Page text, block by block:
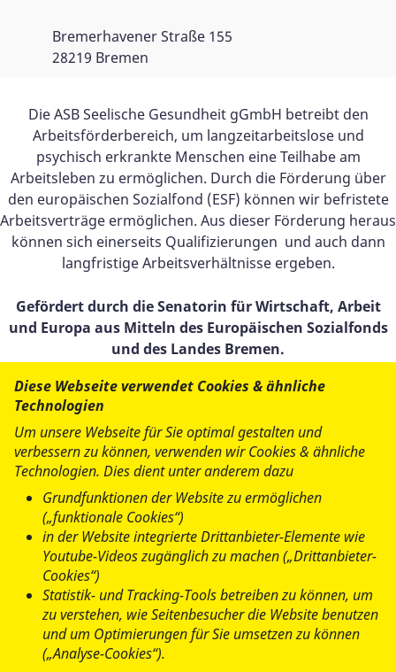
Bremerhavener Straße 155
28219 Bremen
Die ASB Seelische Gesundheit gGmbH betreibt den
Arbeitsförderbereich, um langzeitarbeitslose und
psychisch erkrankte Menschen eine Teilhabe am
Arbeitsleben zu ermöglichen. Durch die Förderung über
den europäischen Sozialfond (ESF) können wir befristete
Arbeitsverträge ermöglichen. Aus dieser Förderung heraus
können sich einerseits Qualifizierungen und auch dann
langfristige Arbeitsverhältnisse ergeben.
Gefördert durch die Senatorin für Wirtschaft, Arbeit
und Europa aus Mitteln des Europäischen Sozialfonds
und des Landes Bremen.
Der Europäische Sozialfonds (ESF) ist Europas wichtigstes
Instrument zur Förderung der Beschäftigung. Er fördert
die Chancengleichheit auf dem Arbeitsmarkt, unterstützt
die Menschen beim Zugang zu bes- seren Arbeitsplätzen
und bei der beruflichen Bildung und Qualifizierung.
www.esf.bremen.de
www.ec.europa.eu
Diese Webseite verwendet Cookies & ähnliche
Technologien
Um unsere Webseite für Sie optimal gestalten und
verbessern zu können, verwenden wir Cookies & ähnliche
Technologien. Dies dient unter anderem dazu
Grundfunktionen der Website zu ermöglichen
(„funktionale Cookies“)
in der Website integrierte Drittanbieter-Elemente wie
Youtube-Videos zugänglich zu machen („Drittanbieter-
Cookies“)
Statistik- und Tracking-Tools betreiben zu können, um
zu verstehen, wie Seitenbesucher die Website benutzen
und um Optimierungen für Sie umsetzen zu können
(„Analyse-Cookies“).